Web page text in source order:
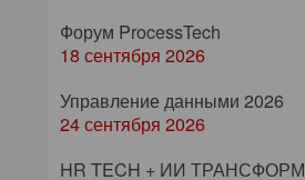
Форум ProcessTech
18 сентября 2026
Управление данными 2026
24 сентября 2026
HR TECH + ИИ